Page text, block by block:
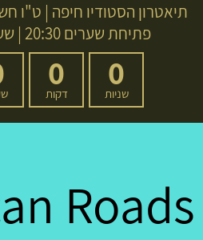
תיאטרון הסטודיו חיפה | ט"ו
פתיחת שערים 20:30 | שעת התחלה 21:00
0
שניות
0
דקות
Roads